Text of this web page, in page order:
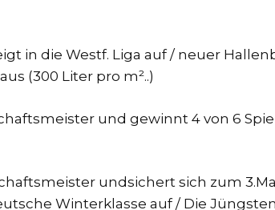
in die Westf. Liga auf / neuer
(300 Liter pro m²..)
und gewinnt 4 von 6
undsichert sich zum
Winterklasse auf / Die